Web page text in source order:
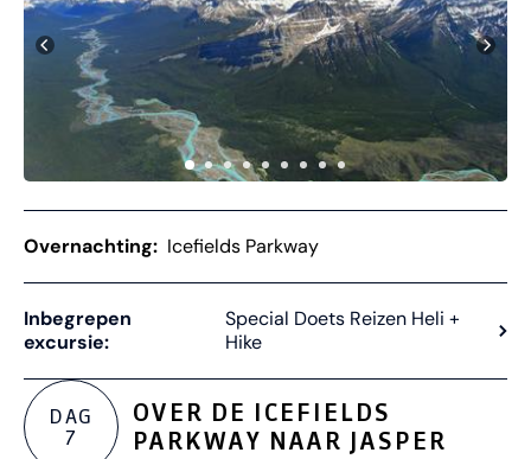
Overnachting: Icefields Parkway
Inbegrepen
excursie:
Special Doets Reizen Heli +
Hike
DAG
7
OVER DE ICEFIELDS
PARKWAY NAAR JASPER